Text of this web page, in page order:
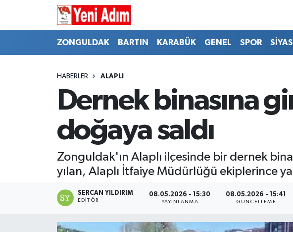
ZONGULDAK BARTIN KARABÜK GENEL SPOR
HABERLER ALAPLI
Dernek binasına
doğaya saldı
Zonguldak'ın Alaplı ilçesinde bir dernek
yılan, Alaplı İtfaiye Müdürlüğü ekiplerince
SERCAN YILDIRIM
EDITÖR
08.05.2026 - 15:30
YAYINLANMA
08.05.2026 - 15:41
GÜNCELLEME
ZONGULDAK
SİYASET
ZONGULDAK
KARABÜK
Zonguldak Hava Durumu
Süper Lig Puan Durumu ve Fikstür
Son Dakika Haberleri